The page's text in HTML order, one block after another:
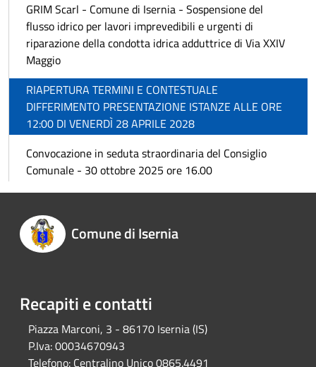
GRIM Scarl - Comune di Isernia - Sospensione del
flusso idrico per lavori imprevedibili e urgenti di
riparazione della condotta idrica adduttrice di Via XXIV
Maggio
RIAPERTURA TERMINI E CONTESTUALE
DIFFERIMENTO PRESENTAZIONE ISTANZE ALLE ORE
12:00 DI VENERDÌ 28 APRILE 2028
Convocazione in seduta straordinaria del Consiglio
Comunale - 30 ottobre 2025 ore 16.00
Comune di Isernia
Recapiti e contatti
Piazza Marconi, 3 - 86170 Isernia (IS)
P.Iva:00034670943
Telefono: Centralino Unico 0865.4491